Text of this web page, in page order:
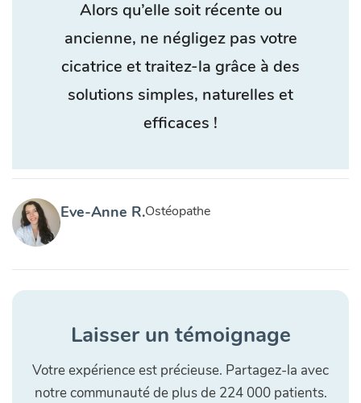
Alors qu’elle soit récente ou
ancienne, ne négligez pas votre
cicatrice et traitez-la grâce à des
solutions simples, naturelles et
efficaces !
Eve-Anne R.Ostéopathe
Laisser un témoignage
Votre expérience est précieuse. Partagez-la avec
notre communauté de plus de 224 000 patients.